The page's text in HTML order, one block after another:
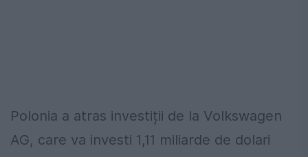
Polonia a atras investiții de la Volkswagen
AG, care va investi 1,11 miliarde de dolari